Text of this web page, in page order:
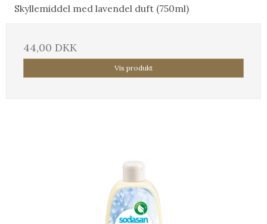
Skyllemiddel med lavendel duft (750ml)
44,00 DKK
Vis produkt